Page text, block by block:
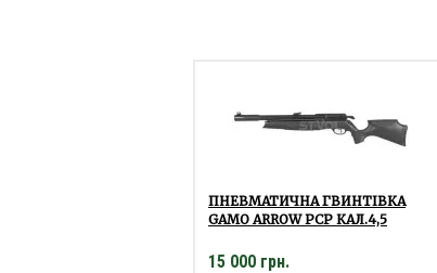
ПНЕВМАТИЧНА ГВИНТІВКА
GAMO ARROW PCP КАЛ.4,5
15 000 грн.